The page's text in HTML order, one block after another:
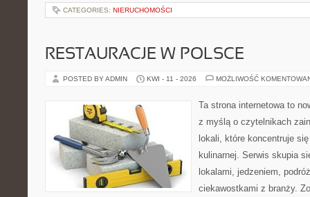
CATEGORIES: NIERUCHOMOŚCI
RESTAURACJE W POLSCE
POSTED BY ADMIN KWI - 11 - 2026 MOŻLIWOŚĆ
Ta strona internetowa to
z myślą o czytelnikach
lokali, które koncentruje
kulinarnej. Serwis skupia
lokalami, jedzeniem,
ciekawostkami z branży.